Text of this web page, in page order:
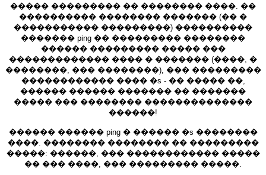
����� ��������� �� �������� ����. ��
���������� �������� ������� (�� �
����������� ���������) ����������
������� ping �� ��������� ��������
������ ��������� ����� ���
������������� ���� � ������� (����, �
��������, ��� ��������), ��� ���������
������������ ���� �s - �� ����� ��,
������ ������ ������� �� �������
����� ��� �������� ��������������
������!
������ ������ ping � ������ �s ��������
����. �������� �������� �� ���������
�����: ������, ��� ������������ �����
�� ��� ����, ��� ��������� �����.